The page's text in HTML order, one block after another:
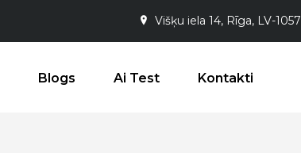
Višķu iela 14, Rīga, LV-1057
Blogs Ai Test Kontakti